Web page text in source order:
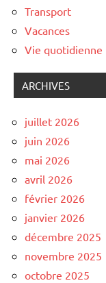
Transport
Vacances
Vie quotidienne
ARCHIVES
juillet 2026
juin 2026
mai 2026
avril 2026
février 2026
janvier 2026
décembre 2025
novembre 2025
octobre 2025